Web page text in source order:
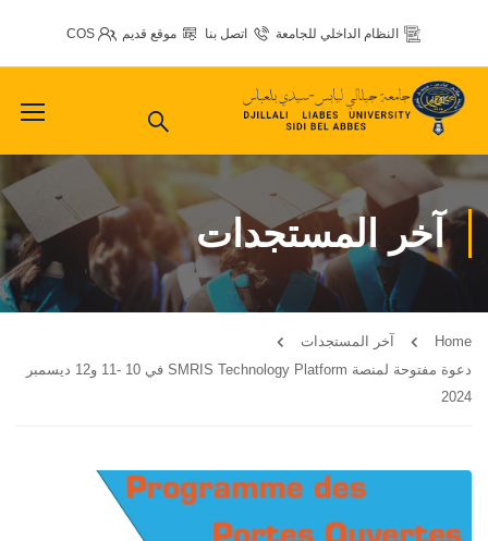
النظام الداخلي للجامعة اتصل بنا موقع قديم COS
آخر المستجدات
Home
آخر المستجدات
دعوة مفتوحة لمنصة SMRIS Technology Platform في 10 -11 و12 ديسمبر
2024